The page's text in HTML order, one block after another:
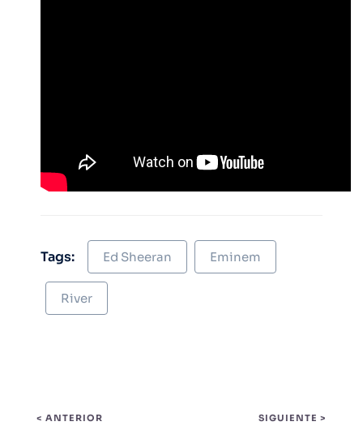
Tags: Ed Sheeran Eminem
River
< ANTERIOR SIGUIENTE >